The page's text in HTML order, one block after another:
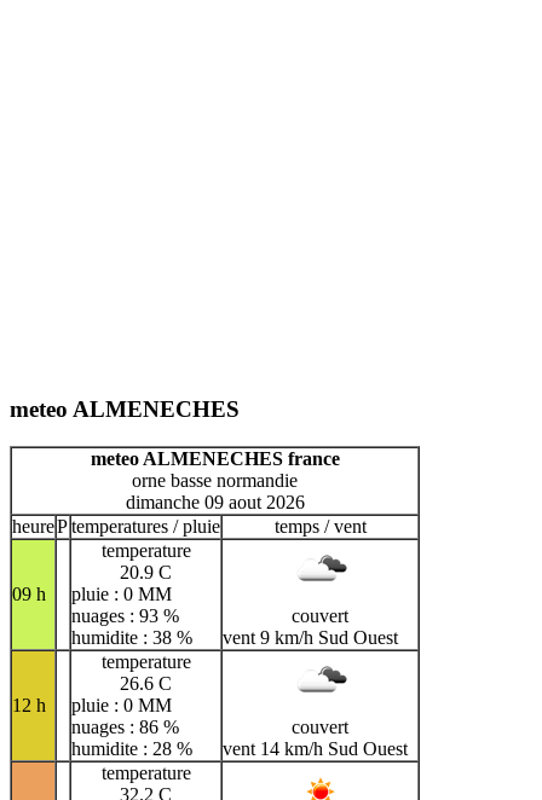
meteo ALMENECHES
meteo ALMENECHES france
orne basse normandie
dimanche 09 aout 2026
heurePtemperatures / pluie temps / vent
09 h
temperature
20.9 C
pluie : 0 MM
nuages : 93 %
humidite : 38 %
couvert
vent 9 km/h Sud Ouest
12 h
temperature
26.6 C
pluie : 0 MM
nuages : 86 %
humidite : 28 %
couvert
vent 14 km/h Sud Ouest
temperature
32.2 C